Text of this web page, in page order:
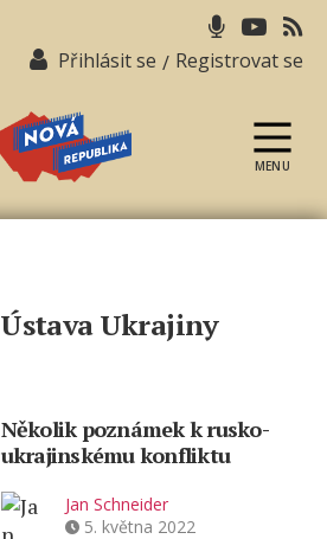
Přihlásit se / Registrovat se
republika
MENU
Ústava Ukrajiny
Několik poznámek k rusko-
ukrajinskému konfliktu
Jan Schneider
5. května 2022